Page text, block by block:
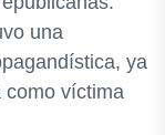
una
ya
como víctima